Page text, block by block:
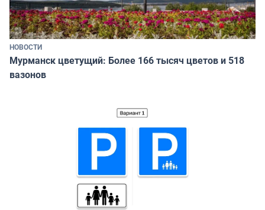
НОВОСТИ
Мурманск цветущий: Более 166 тысяч цветов и 518
вазонов